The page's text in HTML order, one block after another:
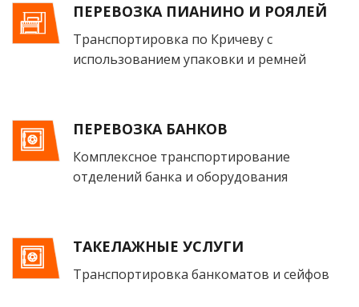
ПЕРЕВОЗКА ПИАНИНО И РОЯЛЕЙ
Транспортировка по Кричеву с
использованием упаковки и ремней
ПЕРЕВОЗКА БАНКОВ
Комплексное транспортирование
отделений банка и оборудования
ТАКЕЛАЖНЫЕ УСЛУГИ
Транспортировка банкоматов и сейфов